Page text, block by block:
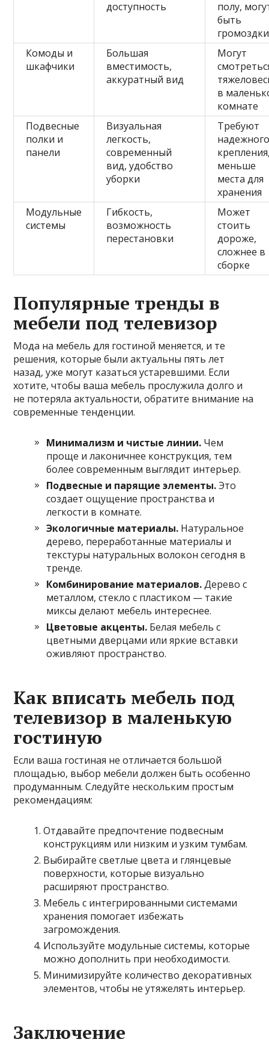
доступность
полу,
быть
Комоды и
шкафчики
Большая
вместимость,
аккуратный вид
Могут
в
комнате
Подвесные
полки и
панели
Визуальная
легкость,
современный
вид, удобство
уборки
Требуют
меньше
места для
хранения
Модульные
системы
Гибкость,
возможность
перестановки
Может
стоить
дороже,
сложнее в
сборке
Популярные тренды в
мебели под телевизор
Мода на мебель для гостиной меняется, и те
решения, которые были актуальны пять лет
назад, уже могут казаться устаревшими. Если
хотите, чтобы ваша мебель прослужила долго и
не потеряла актуальности, обратите внимание на
современные тенденции.
Минимализм и чистые линии. Чем
проще и лаконичнее конструкция, тем
более современным выглядит интерьер.
Подвесные и парящие элементы.Это
создает ощущение пространства и
легкости в комнате.
Экологичные материалы. Натуральное
дерево, переработанные материалы и
текстуры натуральных волокон сегодня в
тренде.
Комбинирование материалов.Дерево с
металлом, стекло с пластиком — такие
миксы делают мебель интереснее.
Цветовые акценты. Белая мебель с
цветными дверцами или яркие вставки
оживляют пространство.
Как вписать мебель под
телевизор в маленькую
гостиную
Если ваша гостиная не отличается большой
площадью, выбор мебели должен быть особенно
продуманным. Следуйте нескольким простым
рекомендациям:
Отдавайте предпочтение подвесным
конструкциям или низким и узким тумбам.
Выбирайте светлые цвета и глянцевые
поверхности, которые визуально
расширяют пространство.
Мебель с интегрированными системами
хранения помогает избежать
загромождения.
Используйте модульные системы, которые
можно дополнить при необходимости.
Минимизируйте количество декоративных
элементов, чтобы не утяжелять интерьер.
Заключение